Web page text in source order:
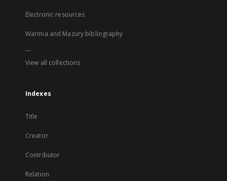
Electronic resources
Warmia and Mazury bibliography
...
View all collections
Indexes
Title
Creator
Contributor
Relation